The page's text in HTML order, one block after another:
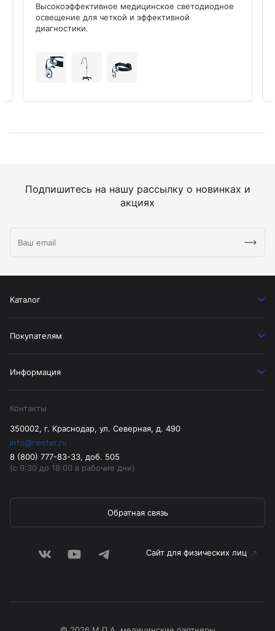
Высокоэффективное медицинское светодиодное
освещение для четкой и эффективной
диагностики.
Подпишитесь на нашу рассылку о новинках и
акциях
Каталог
Покупателям
Информация
Контакты
350002, г. Краснодар, ул. Северная, д. 490
info@riester.ru
8 (800) 777-83-33, доб. 505
(с 9:30 до 18:00 в рабочие дни)
Обратная связь
Сайт для физических лиц